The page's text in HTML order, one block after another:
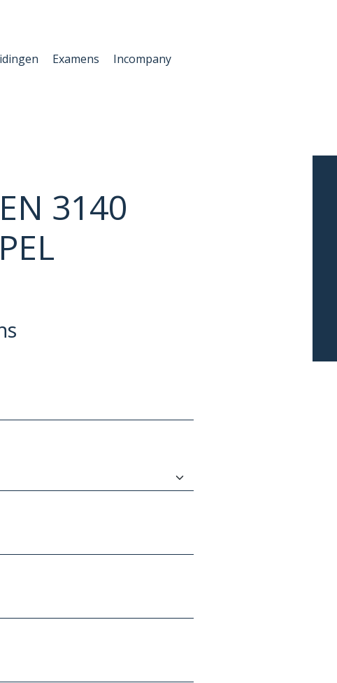
Examens Incompany
3140